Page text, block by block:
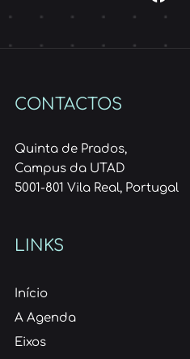
CONTACTOS
Quinta de Prados,
Campus da UTAD
5001-801 Vila Real, Portugal
LINKS
Início
A Agenda
Eixos